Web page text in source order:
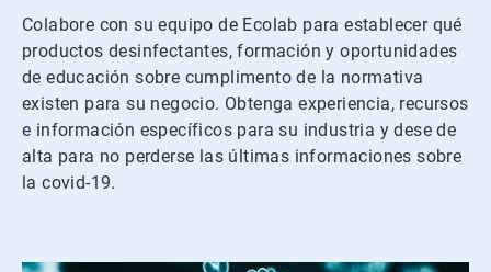
Colabore con su equipo de Ecolab para establecer qué
productos desinfectantes, formación y oportunidades
de educación sobre cumplimento de la normativa
existen para su negocio. Obtenga experiencia, recursos
e información específicos para su industria y dese de
alta para no perderse las últimas informaciones sobre
la covid-19.